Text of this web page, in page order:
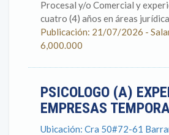
Procesal y/o Comercial y
cuatro (4) años en áreas
Publicación: 21/07/2026 -
6,000.000
PSICOLOGO (A)
EMPRESAS
Ubicación: Cra 50#72-61